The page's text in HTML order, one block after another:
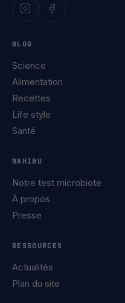
BLOG
Science
Alimentation
Recettes
Life style
Santé
NAHIBU
Notre test microbiote
À propos
Presse
RESSOURCES
Actualités
Plan du site